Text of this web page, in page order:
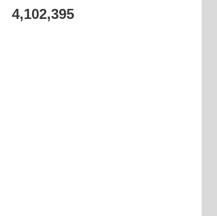
4,102,395